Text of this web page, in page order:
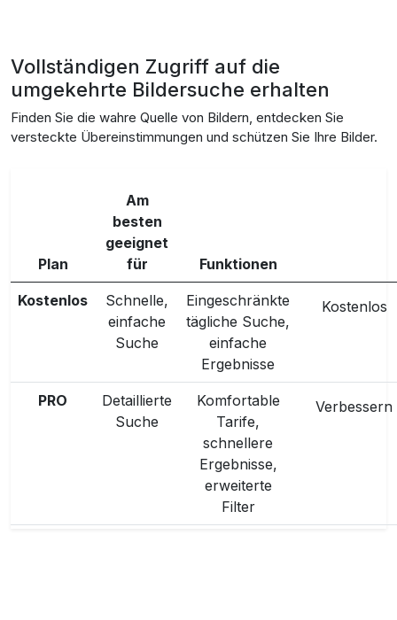
Vollständigen Zugriff auf die
umgekehrte Bildersuche erhalten
Finden Sie die wahre Quelle von Bildern, entdecken Sie
versteckte Übereinstimmungen und schützen Sie Ihre Bilder.
Plan
Am
besten
geeignet
für
Funktionen
Kostenlos
Schnelle,
einfache
Suche
Eingeschränkte
tägliche Suche,
einfache
Ergebnisse
Kostenlos
PRO
Detaillierte
Suche
Komfortable
Tarife,
schnellere
Ergebnisse,
erweiterte
Filter
Verbessern